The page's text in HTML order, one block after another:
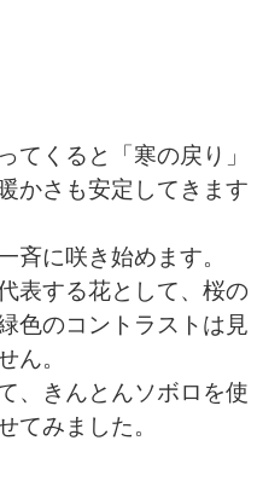
てくると「寒の戻り」
かさも安定してきます
斉に咲き始めます。
表する花として、桜の
色のコントラストは見
ん。
、きんとんソボロを使
てみました。